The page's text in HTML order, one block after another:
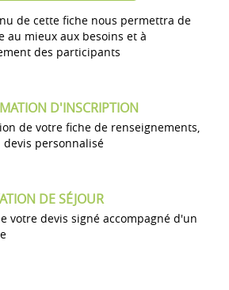
de cette fiche nous permettra de
au mieux aux besoins et à
des participants
D'INSCRIPTION
de votre fiche de renseignements,
devis personnalisé
DE SÉJOUR
votre devis signé accompagné d'un